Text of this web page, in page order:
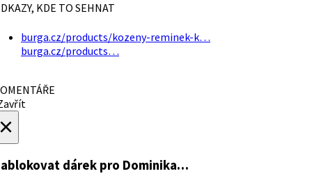
KDE TO SEHNAT
burga.cz/products/kozeny-reminek-k…
burga.cz/products…
dárek pro Dominika…